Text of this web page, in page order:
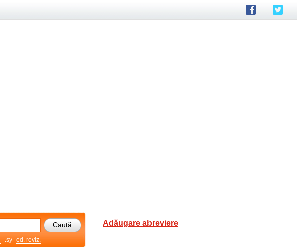
.sy ed. reviz.
Adăugare abreviere